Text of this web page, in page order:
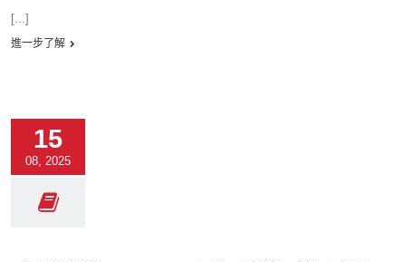
[...]
進一步了解
15
08, 2025